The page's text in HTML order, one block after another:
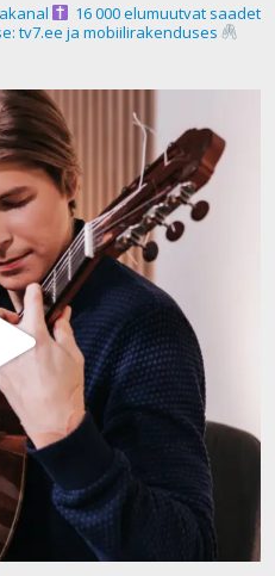
16 000 elumuutvat saadet
tv7.ee ja mobiilirakenduses